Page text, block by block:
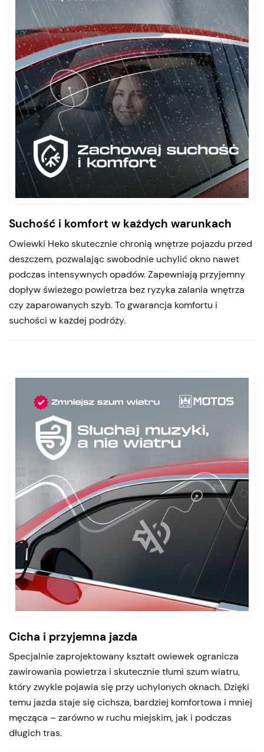
Suchość i komfort w każdych warunkach
Owiewki Heko skutecznie chronią wnętrze pojazdu przed
deszczem, pozwalając swobodnie uchylić okno nawet
podczas intensywnych opadów. Zapewniają przyjemny
dopływ świeżego powietrza bez ryzyka zalania wnętrza
czy zaparowanych szyb. To gwarancja komfortu i
suchości w każdej podróży.
Cicha i przyjemna jazda
Specjalnie zaprojektowany kształt owiewek ogranicza
zawirowania powietrza i skutecznie tłumi szum wiatru,
który zwykle pojawia się przy uchylonych oknach. Dzięki
temu jazda staje się cichsza, bardziej komfortowa i mniej
męcząca – zarówno w ruchu miejskim, jak i podczas
długich tras.